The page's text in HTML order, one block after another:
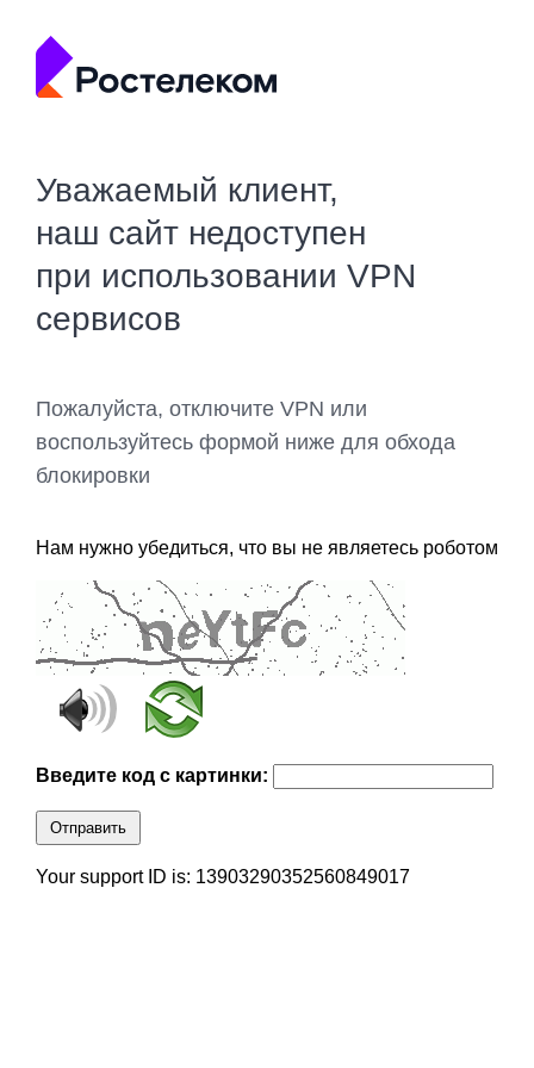
Уважаемый клиент,
наш сайт недоступен
при использовании VPN
сервисов
Пожалуйста, отключите VPN или
воспользуйтесь формой ниже для обхода
блокировки
Нам нужно убедиться, что вы не являетесь роботом
Введите код с картинки:
Отправить
Your support ID is: 13903290352560849017